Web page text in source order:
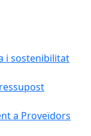
i sostenibilitat
a Proveïdors